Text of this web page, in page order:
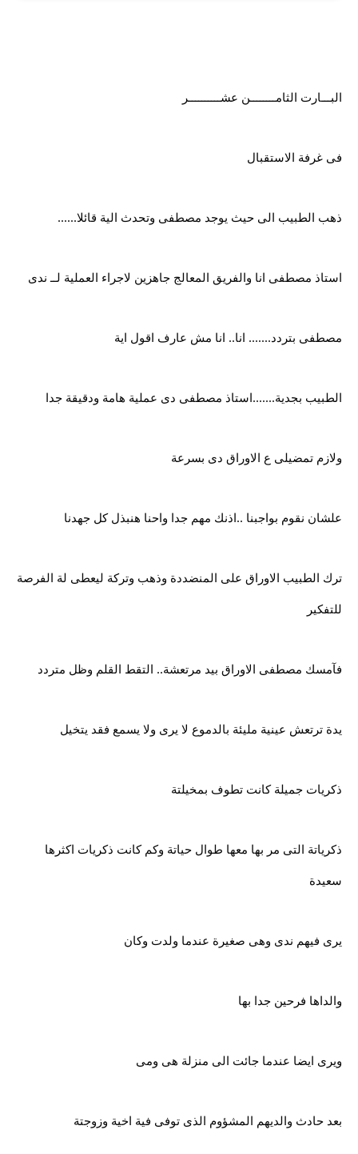
البـــارت الثامــــــــن عشــــــــــر
فى غرفة الاستقبال
ذهب الطبيب الى حيث يوجد مصطفى وتحدث الية قائلا......
استاذ مصطفى انا والفريق المعالج جاهزين لاجراء العملية لــ ندى
مصطفى بتردد....... انا.. انا مش عارف اقول اية
الطبيب بجدية.......استاذ مصطفى دى عملية هامة ودقيقة جدا
ولازم تمضيلى ع الاوراق دى بسرعة
علشان نقوم بواجبنا ..اذنك مهم جدا واحنا هنبذل كل جهدنا
ترك الطبيب الاوراق على المنضددة وذهب وتركة ليعطى لة الفرصة
للتفكير
فآمسك مصطفى الاوراق بيد مرتعشة.. التقط القلم وظل متردد
يدة ترتعش عينية مليئة بالدموع لا يرى ولا يسمع فقد يتخيل
ذكريات جميلة كانت تطوف بمخيلتة
ذكرياتة التى مر بها معها طوال حياتة وكم كانت ذكريات اكثرها
سعيدة
يرى فيهم ندى وهى صغيرة عندما ولدت وكان
والداها فرحين جدا بها
ويرى ايضا عندما جائت الى منزلة هى ومى
بعد حادث والديهم المشؤوم الذى توفى فية اخية وزوجتة